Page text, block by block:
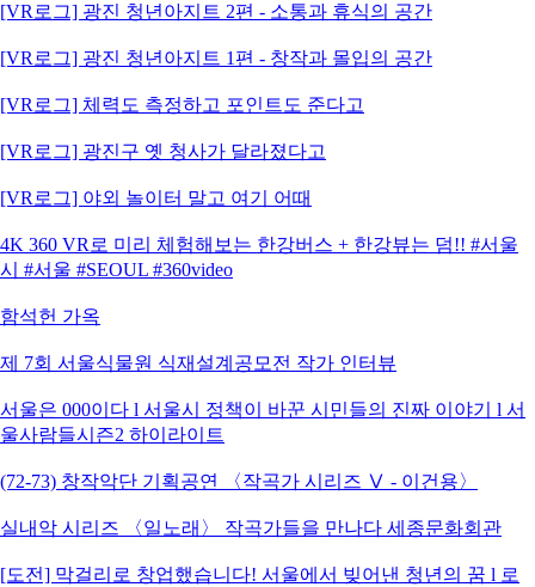
[VR로그] 광진 청년아지트 2편 - 소통과 휴식의 공간
[VR로그] 광진 청년아지트 1편 - 창작과 몰입의 공간
[VR로그] 체력도 측정하고 포인트도 준다고
[VR로그] 광진구 옛 청사가 달라졌다고
[VR로그] 야외 놀이터 말고 여기 어때
4K 360 VR로 미리 체험해보는 한강버스 + 한강뷰는 덤!! #서울
시 #서울 #SEOUL #360video
함석헌 가옥
제 7회 서울식물원 식재설계공모전 작가 인터뷰
서울은 000이다 l 서울시 정책이 바꾼 시민들의 진짜 이야기 l 서
울사람들시즌2 하이라이트
(72-73) 창작악단 기획공연 〈작곡가 시리즈 Ⅴ - 이건용〉
실내악 시리즈 〈일노래〉 작곡가들을 만나다 세종문화회관
[도전] 막걸리로 창업했습니다! 서울에서 빚어낸 청년의 꿈 l 로